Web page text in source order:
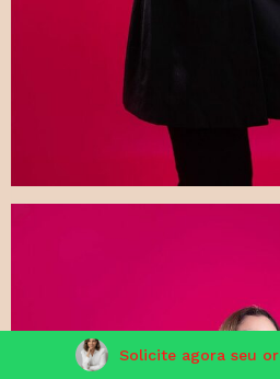
Solicite agora seu